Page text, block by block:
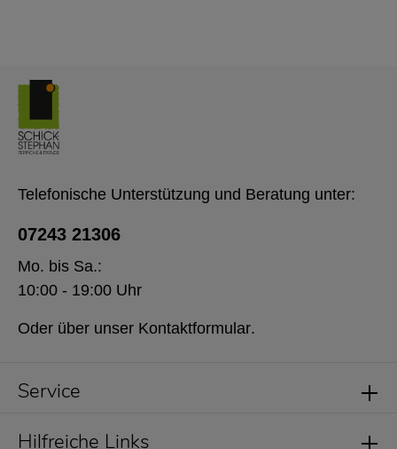
Service
Telefonische Unterstützung und Beratung unter:
07243 21306
Mo. bis Sa.:
10:00 - 19:00 Uhr
Oder über unser Kontaktformular.
Hilfreiche Links